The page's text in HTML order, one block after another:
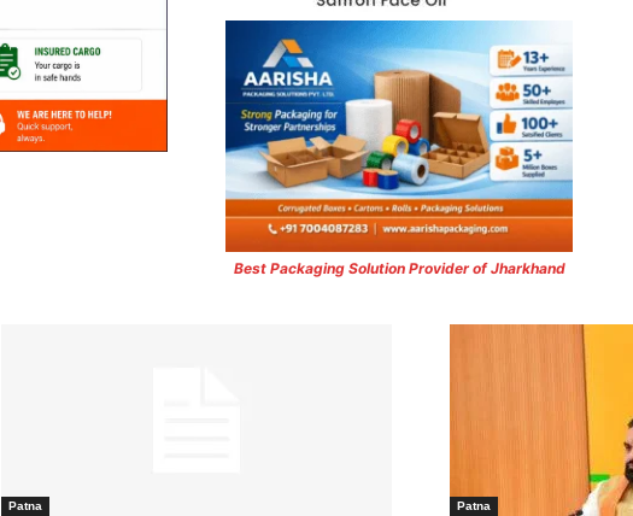
Best Packaging Solution Provider of Jharkhand
Patna Patna